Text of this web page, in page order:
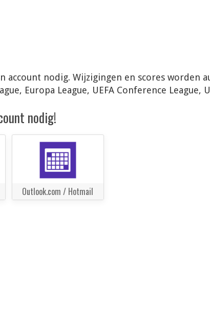
nodig. Wijzigingen en scores worden
Europa League, UEFA Conference League,
nodig!
Outlook.com / Hotmail